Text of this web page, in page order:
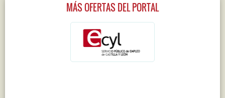
MÁS OFERTAS DEL PORTAL